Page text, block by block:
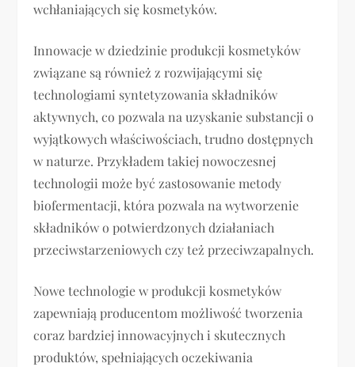
wchłaniających się kosmetyków.
Innowacje w dziedzinie produkcji kosmetyków
związane są również z rozwijającymi się
technologiami syntetyzowania składników
aktywnych, co pozwala na uzyskanie substancji o
wyjątkowych właściwościach, trudno dostępnych
w naturze. Przykładem takiej nowoczesnej
technologii może być zastosowanie metody
biofermentacji, która pozwala na wytworzenie
składników o potwierdzonych działaniach
przeciwstarzeniowych czy też przeciwzapalnych.
Nowe technologie w produkcji kosmetyków
zapewniają producentom możliwość tworzenia
coraz bardziej innowacyjnych i skutecznych
produktów, spełniających oczekiwania